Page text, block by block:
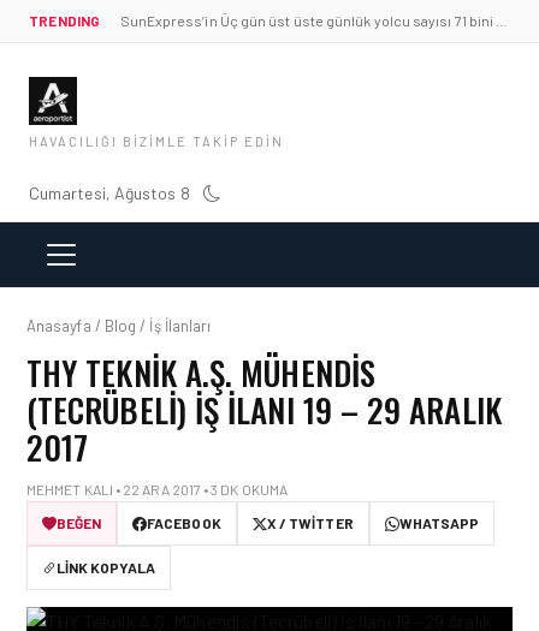
TRENDING
HAVACILIĞI BIZIMLE TAKIP EDIN
Cumartesi, Ağustos 8
Anasayfa / Blog / İş İlanları
THY TEKNIK A.Ş. MÜHENDIS
(TECRÜBELI) İŞ İLANI 19 – 29 ARALIK
2017
MEHMET KALI • 22 ARA 2017 • 3 DK OKUMA
BEĞEN
FACEBOOK X / TWITTER WHATSAPP
LINK KOPYALA